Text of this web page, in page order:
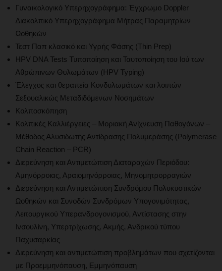
Γυναικολογικό Υπερηχογράφημα: Έγχρωμο Doppler
Διακολπικό Υπερηχογράφημα Μήτρας Παραμητρίων
Ωοθηκών
Τεστ Παπ κλασικό και Υγρής Φάσης (Thin Prep)
HPV DNA Tests Τυποποίηση και Ταυτοποίηση του Ιού των
Αθρώπινων Θυλωμάτων (HPV Typing)
Έλεγχος και θεραπεία Κονδυλωμάτων και λοιπών
Σεξουαλικώς Μεταδιδόμενων Νοσημάτων
Κολποσκόπηση
Κολπικές Καλλιέργειες – Μοριακή Ανίχνευση Παθογόνων –
Μέθοδος Αλυσιδωτής Αντίδρασης Πολυμεράσης (Polymerase
Chain Reaction – PCR)
Διερεύνηση και Αντιμετώπιση Διαταραχών Περιόδου:
Αμηνόρροιας, Αραιομηνόρροιας, Μηνομητρορραγιών
Διερεύνηση και Αντιμετώπιση Συνδρόμου Πολυκυστικών
Ωοθηκών και Συνοδών Συνδρόμων Υπογονιμότητας,
Λειτουργικού Υπερανδρογονισμού, Αντίστασης στην
Ινσουλίνη, Υπερτρίχωσης, Ακμής, Ανδρικού τύπου
Παχυσαρκίας
Διερεύνηση και αντιμετώπιση προβλημάτων που σχετίζονται
με Προεμμηνόπαυση, Εμμηνόπαυση